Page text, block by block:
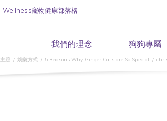
Wellness寵物健康部落格
我們的理念 狗狗專屬
主題 娛樂方式 5 Reasons Why Ginger Cats are So Special